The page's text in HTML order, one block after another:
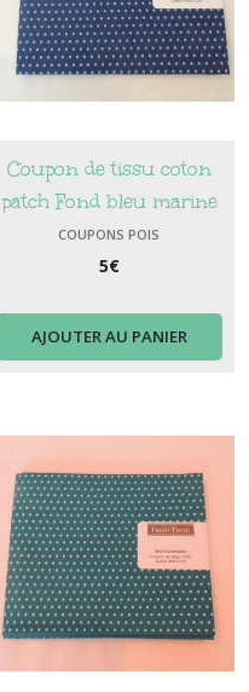
Coupon de tissu coton
patch Fond bleu marine
Pois bleu clair
COUPONS POIS
5€
AJOUTER AU PANIER